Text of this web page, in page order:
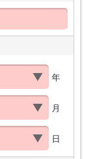
年
月
日